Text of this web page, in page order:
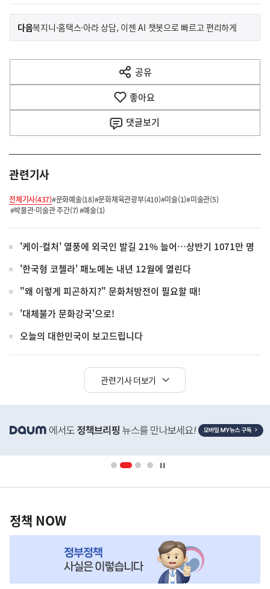
이
전
다
음
다음기
사
복지니·홈택스·아라 상담, 이젠 AI 챗봇으로 빠르고 편리하게
공유
열
기
좋아요
댓글보기
관련기사
전체기사(437)#문화예술(18)#문화체육관광부(410)#미술(1)#미술관(5)
#박물관·미술관 주간(7)#예술(1)
'케이-컬처' 열풍에 외국인 발길 21% 늘어…상반기 1071만 명
'한국형 코첼라' 패노메논 내년 12월에 열린다
"왜 이렇게 피곤하지?" 문화처방전이 필요할 때!
'대체불가 문화강국'으로!
오늘의 대한민국이 보고드립니다
관련기사 더보기
단
영
책
NOW,
정책 NOW